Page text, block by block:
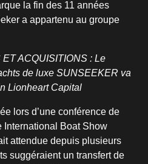
la fin des 11 années
a appartenu au groupe
ACQUISITIONS : Le
de luxe SUNSEEKER va
Lionheart Capital
lors d’une conférence de
International Boat Show
attendue depuis plusieurs
suggéraient un transfert de